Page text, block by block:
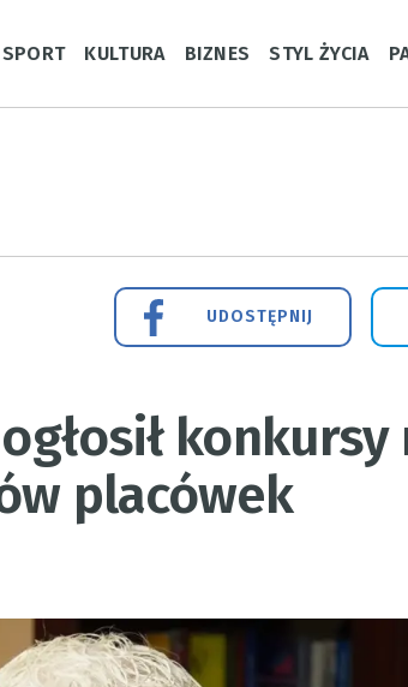
SPORT KULTURA BIZNES STYL ŻYCIA
UDOSTĘPNIJ
konkursy
placówek